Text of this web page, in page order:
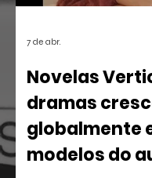
Novelas
dramas
globalmente
modelos do
7 de abr.